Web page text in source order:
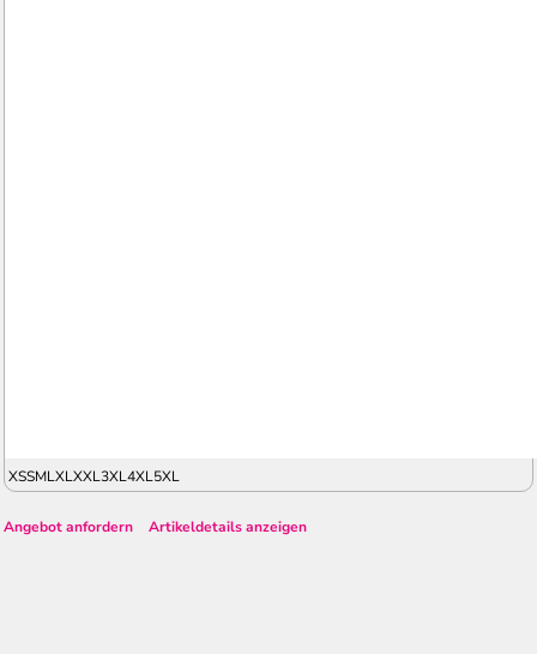
XSSMLXLXXL3XL4XL5XL
Angebot anfordern Artikeldetails anzeigen